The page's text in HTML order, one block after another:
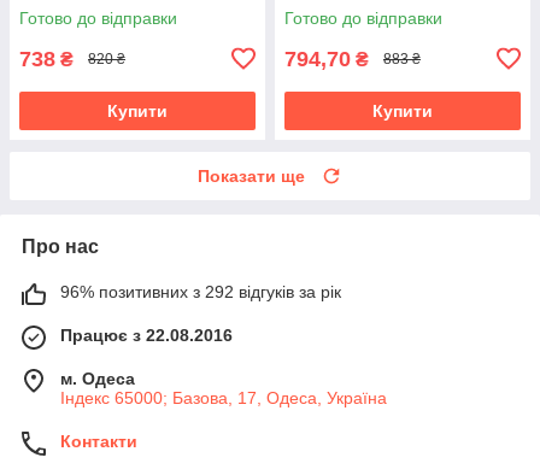
Готово до відправки
738 ₴ 820 ₴
Купити
Готово до відправки
794,70 ₴ 883 ₴
Купити
Показати ще
Про нас
96% позитивних з 292 відгуків за рік
Працює з 22.08.2016
м. Одеса
Індекс 65000; Базова, 17, Одеса, Україна
Контакти